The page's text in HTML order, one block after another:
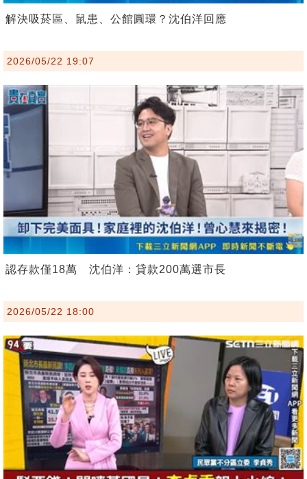
解決吸菸區、鼠患、公館圓環？沈伯洋回應
2026/05/22 19:07
認存款僅18萬 沈伯洋：貸款200萬選市長
2026/05/22 18:00